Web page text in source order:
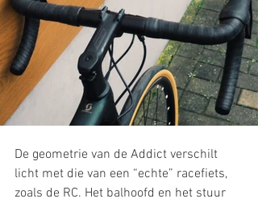
De geometrie van de Addict verschilt
licht met die van een “echte” racefiets,
zoals de RC. Het balhoofd en het stuur